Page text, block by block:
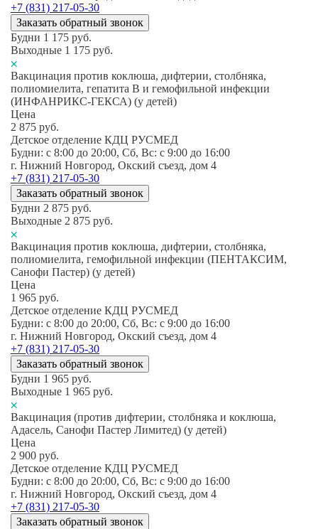
+7 (831) 217-05-30
Заказать обратный звонок
Будни 1 175 руб.
Выходные 1 175 руб.
Вакцинация против коклюша, дифтерии, столбняка,
полиомиелита, гепатита В и гемофильной инфекции
(ИНФАНРИКС-ГЕКСА) (у детей)
Цена
2 875 руб.
Детское отделение КДЦ РУСМЕД
Будни: c 8:00 до 20:00, Сб, Вс: c 9:00 до 16:00
г. Нижний Новгород, Окский съезд, дом 4
+7 (831) 217-05-30
Заказать обратный звонок
Будни 2 875 руб.
Выходные 2 875 руб.
Вакцинация против коклюша, дифтерии, столбняка,
полиомиелита, гемофильной инфекции (ПЕНТАКСИМ,
Санофи Пастер) (у детей)
Цена
1 965 руб.
Детское отделение КДЦ РУСМЕД
Будни: c 8:00 до 20:00, Сб, Вс: c 9:00 до 16:00
г. Нижний Новгород, Окский съезд, дом 4
+7 (831) 217-05-30
Заказать обратный звонок
Будни 1 965 руб.
Выходные 1 965 руб.
Вакцинация (против дифтерии, столбняка и коклюша,
Адасель, Санофи Пастер Лимитед) (у детей)
Цена
2 900 руб.
Детское отделение КДЦ РУСМЕД
Будни: c 8:00 до 20:00, Сб, Вс: c 9:00 до 16:00
г. Нижний Новгород, Окский съезд, дом 4
+7 (831) 217-05-30
Заказать обратный звонок